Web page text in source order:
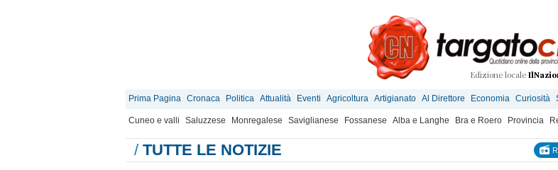
Edizione locale
Prima Pagina Cronaca Politica Attualità Eventi Agricoltura Artigianato Al Direttore Economia Curiosità
Cuneo e valli Saluzzese Monregalese Saviglianese Fossanese Alba e Langhe Bra e Roero Provincia
/ TUTTE LE NOTIZIE